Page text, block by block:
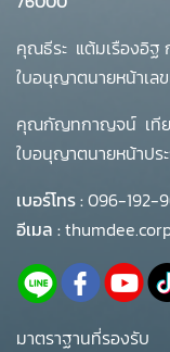
คุณธีระ แต้มเรืองอิฐ
ใบอนุญาตนายหน้าเล
คุณกัญทกาญจน์ เทีย
ใบอนุญาตนายหน้าปร
เบอร์โทร :096-192-
อีเมล :
มาตราฐานที่รองรับ